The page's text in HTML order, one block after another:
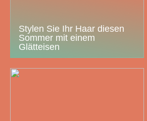
Stylen Sie Ihr Haar diesen
Sommer mit einem
Glätteisen